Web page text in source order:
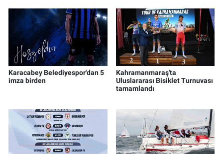
Karacabey Belediyespor'dan 5
imza birden
Kahramanmaraş'ta
Uluslararası Bisiklet Turnuvası
tamamlandı